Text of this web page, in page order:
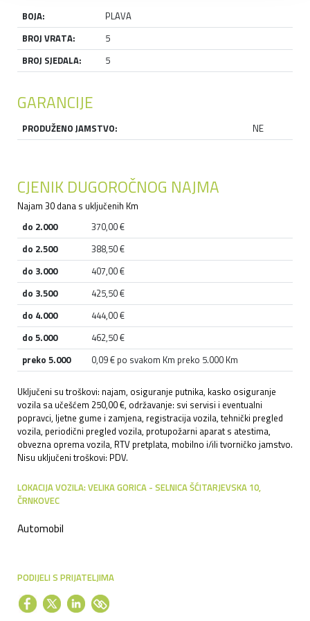
BOJA:
PLAVA
BROJ VRATA:
5
BROJ SJEDALA:
5
GARANCIJE
PRODUŽENO JAMSTVO: NE
CJENIK DUGOROČNOG NAJMA
Najam 30 dana s uključenih Km
do 2.000
370,00 €
do 2.500
388,50 €
do 3.000
407,00 €
do 3.500
425,50 €
do 4.000
444,00 €
do 5.000
462,50 €
preko 5.000
0,09 € po svakom Km preko 5.000 Km
Uključeni su troškovi: najam, osiguranje putnika, kasko osiguranje
vozila sa učešćem 250,00 €, održavanje: svi servisi i eventualni
popravci, ljetne gume i zamjena, registracija vozila, tehnički pregled
vozila, periodični pregled vozila, protupožarni aparat s atestima,
obvezna oprema vozila, RTV pretplata, mobilno i/ili tvorničko jamstvo.
Nisu uključeni troškovi: PDV.
LOKACIJA VOZILA: VELIKA GORICA - SELNICA ŠĆITARJEVSKA 10,
ČRNKOVEC
Automobil
PODIJELI S PRIJATELJIMA